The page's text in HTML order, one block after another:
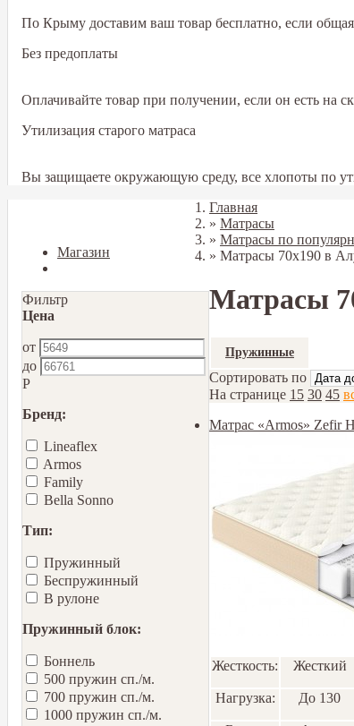
По Крыму доставим ваш товар бесплатно, если
Без предоплаты
Оплачивайте товар при получении, если он есть на
Утилизация старого матраса
Вы защищаете окружающую среду, все хлопоты по
Магазин
Фильтр
Цена
от
до
Р
Бренд:
Lineaflex
Armos
Family
Bella Sonno
Тип:
Пружинный
Беспружинный
В рулоне
Пружинный блок:
Боннель
500 пружин сп./м.
700 пружин сп./м.
1000 пружин сп./м.
Главная
» Матрасы
» Матрасы по
» Матрасы 70x190 в
Матрасы
Пружинные
Сортировать по
На странице 15 30 45
Матрас «Armos» Zefir
Жесткость: Жесткий
Нагрузка: До 130